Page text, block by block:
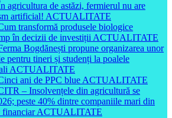
agricultura de astăzi, fermierul nu are
artificial! ACTUALITATE
transformă produsele biologice
în decizii de investiții ACTUALITATE
Bogdănești propune organizarea unor
pentru tineri și studenți la poalele
ACTUALITATE
ani de PPC blue ACTUALITATE
– Insolvențele din agricultură se
peste 40% dintre companiile mari din
financiarACTUALITATE